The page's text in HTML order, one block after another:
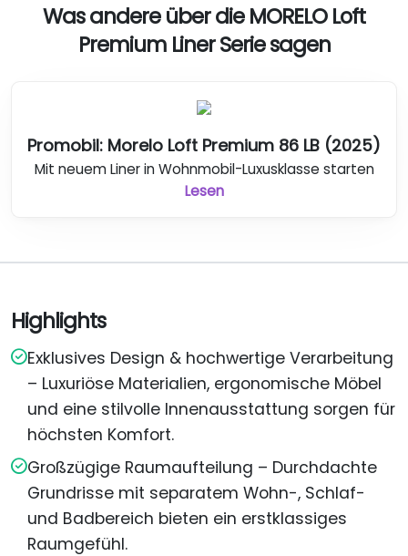
Was andere über die MORELO Loft
Premium Liner Serie sagen
Promobil: Morelo Loft Premium 86 LB (2025)
Mit neuem Liner in Wohnmobil-Luxusklasse starten
Lesen
Highlights
Exklusives Design & hochwertige Verarbeitung
– Luxuriöse Materialien, ergonomische Möbel
und eine stilvolle Innenausstattung sorgen für
höchsten Komfort.
Großzügige Raumaufteilung – Durchdachte
Grundrisse mit separatem Wohn-, Schlaf-
und Badbereich bieten ein erstklassiges
Raumgefühl.